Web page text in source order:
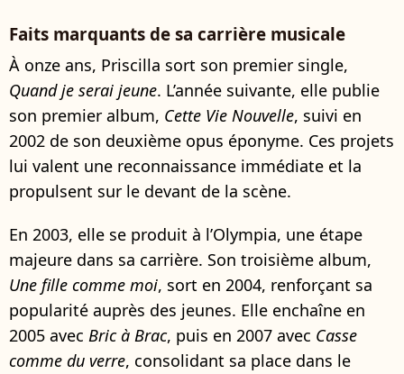
Faits marquants de sa carrière musicale
À onze ans, Priscilla sort son premier single,
Quand je serai jeune. L’année suivante, elle publie
son premier album, Cette Vie Nouvelle, suivi en
2002 de son deuxième opus éponyme. Ces projets
lui valent une reconnaissance immédiate et la
propulsent sur le devant de la scène.
En 2003, elle se produit à l’Olympia, une étape
majeure dans sa carrière. Son troisième album,
Une fille comme moi, sort en 2004, renforçant sa
popularité auprès des jeunes. Elle enchaîne en
2005 avec Bric à Brac, puis en 2007 avec Casse
comme du verre, consolidant sa place dans le